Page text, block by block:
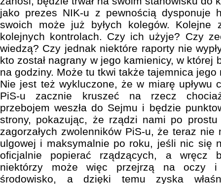
jako prezes NIK-u z pewnością dysponuje
swoich może już byłych kolegów. Kolejne
kolejnych kontrolach. Czy ich użyje? Czy
wiedzą? Czy jednak niektóre raporty nie
kto został nagrany w jego kamienicy, w której
na godziny. Może tu tkwi także tajemnica jego
Nie jest też wykluczone, że w miarę upływu
PiS-u zacznie kruszeć na rzecz
przebojem weszła do Sejmu i będzie
strony, pokazując, że rządzi nami po
zagorzałych zwolenników PiS-u, że teraz
ulgowej i maksymalnie po roku, jeśli nic się
oficjalnie popierać rządzących, a wręcz
niektórzy może więc przejrzą na oczy i
środowisko, a dzięki temu zyska